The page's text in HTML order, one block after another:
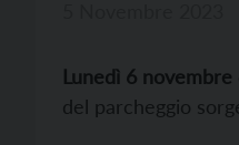
Lunedì 6 novembre
del parcheggio